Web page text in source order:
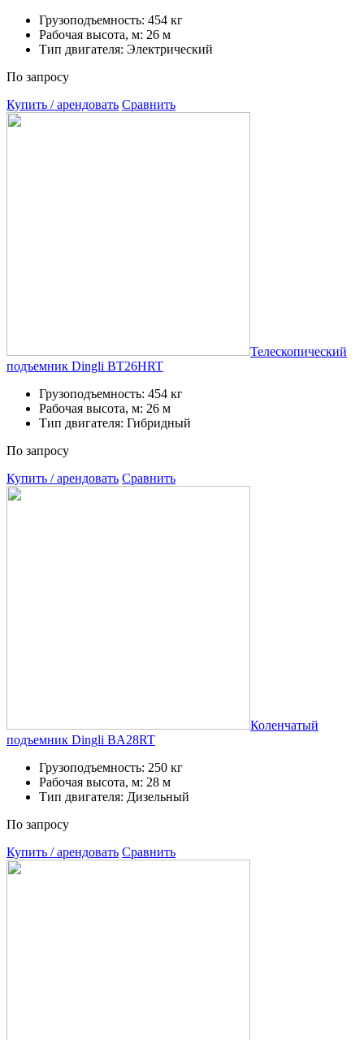
Грузоподъемность: 454 кг
Рабочая высота, м: 26 м
Тип двигателя: Электрический
По запросу
Купить / арендовать Сравнить
Телескопический
подъемник Dingli BT26HRT
Грузоподъемность: 454 кг
Рабочая высота, м: 26 м
Тип двигателя: Гибридный
По запросу
Купить / арендовать Сравнить
Коленчатый
подъемник Dingli BA28RT
Грузоподъемность: 250 кг
Рабочая высота, м: 28 м
Тип двигателя: Дизельный
По запросу
Купить / арендовать Сравнить